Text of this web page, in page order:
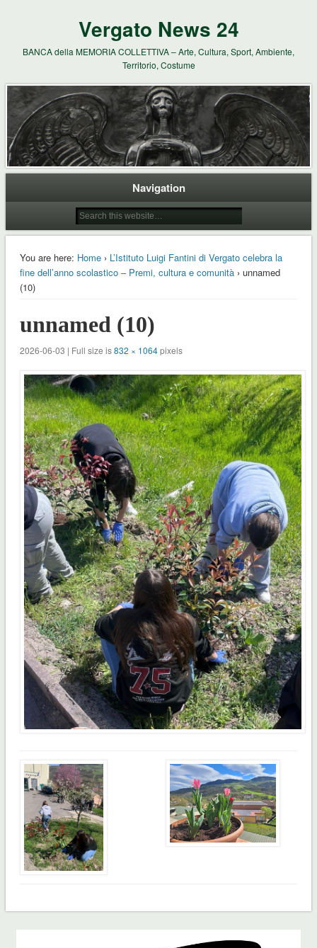
Vergato News 24
BANCA della MEMORIA COLLETTIVA – Arte, Cultura, Sport, Ambiente,
Territorio, Costume
Navigation
You are here: Home› L’Istituto Luigi Fantini di Vergato celebra la
fine dell’anno scolastico – Premi, cultura e comunità› unnamed
(10)
unnamed (10)
2026-06-03 | Full size is832 × 1064pixels